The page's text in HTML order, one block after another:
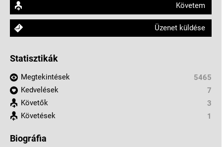
Követem
Üzenet küldése
Statisztikák
Megtekintések
5465
Kedvelések
7
Követők
3
Követések
1
Biográfia